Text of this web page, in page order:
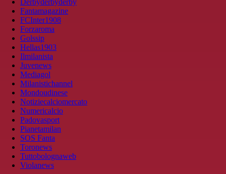
Derbyderbyderby
Fantamagazine
FCInter1908
Forzaroma
Golssip
Hellas1903
Ilmilanista
Juvenews
Mediagol
Milanistichannel
Mondoudinese
Notiziecalciomercato
Numericalcio
Padovasport
Pianetamilan
SOS Fanta
Toronews
Tuttobolognaweb
Violanews